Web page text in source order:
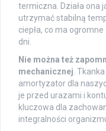
termiczna. Działa ona
utrzymać stabilną
ciepła, co ma
dni.
Nie można też
mechanicznej .
amortyzator dla
je przed urazami i
kluczowa dla
integralności